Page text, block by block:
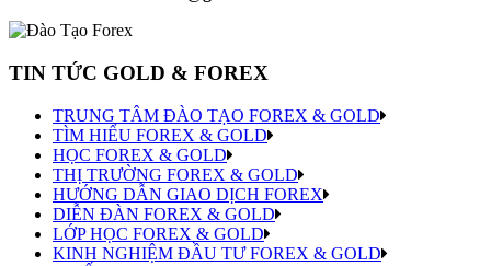
TIN TỨC GOLD & FOREX
TRUNG TÂM ĐÀO TẠO FOREX & GOLD
TÌM HIỂU FOREX & GOLD
HỌC FOREX & GOLD
THỊ TRƯỜNG FOREX & GOLD
HƯỚNG DẪN GIAO DỊCH FOREX
DIỄN ĐÀN FOREX & GOLD
LỚP HỌC FOREX & GOLD
KINH NGHIỆM ĐẦU TƯ FOREX & GOLD